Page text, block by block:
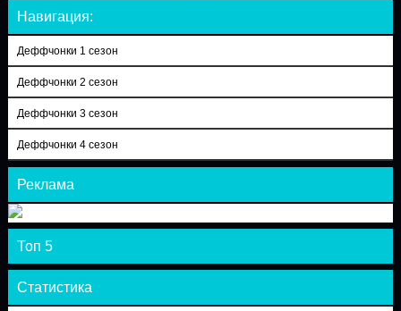
Навигация:
Деффчонки 1 сезон
Деффчонки 2 сезон
Деффчонки 3 сезон
Деффчонки 4 сезон
Реклама
Топ 5
Статистика